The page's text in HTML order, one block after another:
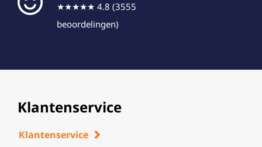
★★★★★ 4.8 (3555
beoordelingen)
Klantenservice
Klantenservice